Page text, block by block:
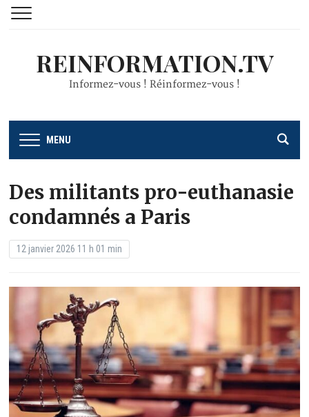
REINFORMATION.TV
Informez-vous ! Réinformez-vous !
MENU
Des militants pro-euthanasie
condamnés a Paris
12 janvier 2026 11 h 01 min